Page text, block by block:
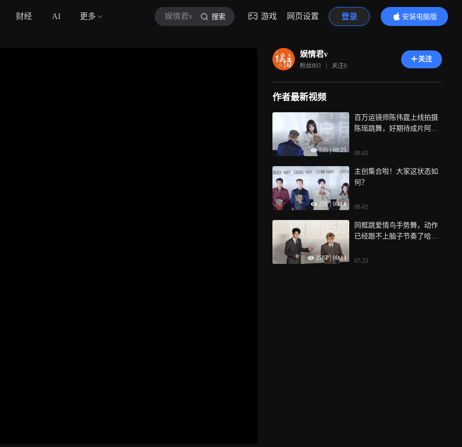
财经 AI 更多 娱情君v 搜索 游戏 网页设置 登录
安装电脑版
内容更精彩
娱情君v
粉丝893 | 关注0
关注
作者最新视频
535 | 00:25
百万运镜师陈伟霆上线拍摄
陈瑶跳舞，好期待成片阿哈
08-02
256 | 00:14
主创集合啦！大家这状态如
何？
08-02
2587 | 00:14
同框跳爱情鸟手势舞，动作
已经跟不上脑子节奏了哈哈
07-23